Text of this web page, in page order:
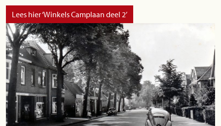
Lees hier ‘Winkels Camplaan deel 2’